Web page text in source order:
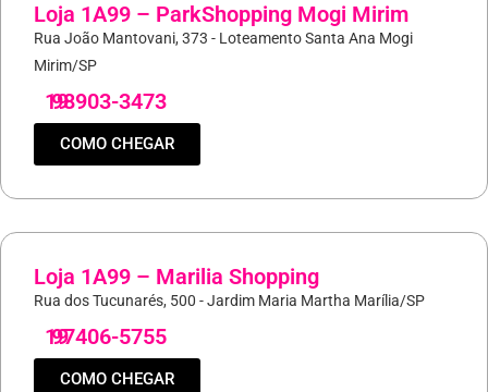
Loja 1A99 – ParkShopping Mogi Mirim
Rua João Mantovani, 373 - Loteamento Santa Ana Mogi
Mirim/SP
19
98903-3473
COMO CHEGAR
Loja 1A99 – Marilia Shopping
Rua dos Tucunarés, 500 - Jardim Maria Martha Marília/SP
19
97406-5755
COMO CHEGAR